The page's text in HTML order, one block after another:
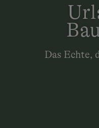
Das Echte,